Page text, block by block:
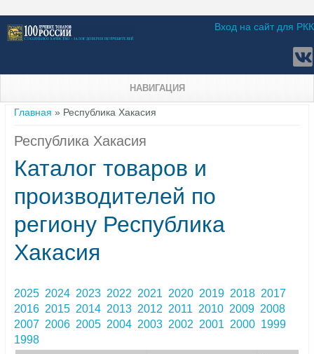
Вход на сайт для РКК
НАВИГАЦИЯ
Вы здесь
Главная » Республика Хакасия
Республика Хакасия
Каталог товаров и
производителей по
региону Республика
Хакасия
2025 2024 2023 2022 2021 2020 2019 2018 2017
2016 2015 2014 2013 2012 2011 2010 2009 2008
2007 2006 2005 2004 2003 2002 2001 2000 1999
1998